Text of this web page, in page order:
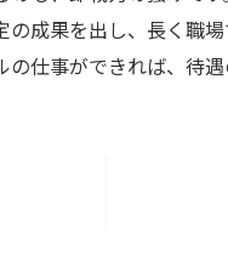
の成果を出し、長く職
の仕事ができれば、待